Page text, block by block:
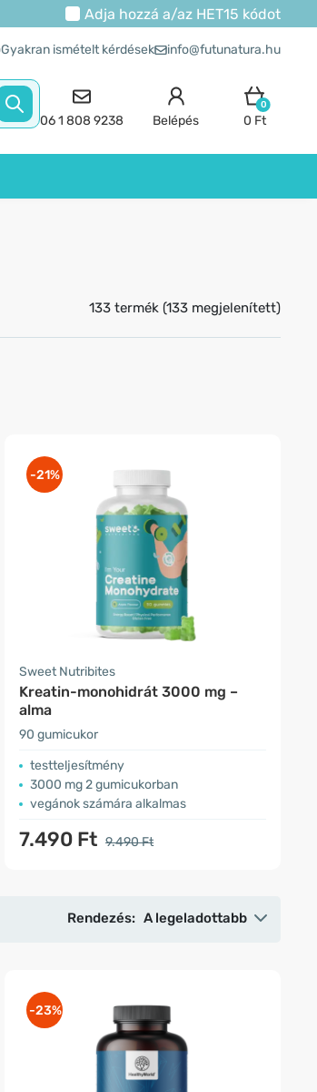
Adja hozzá a/az HET15 kódot
Gyakran ismételt kérdések info@futunatura.hu
06 1 808 9238 Belépés
0
0 Ft
133 termék (133 megjelenített)
-21%
Sweet Nutribites
Kreatin-monohidrát 3000 mg –
alma
90 gumicukor
testteljesítmény
3000 mg 2 gumicukorban
vegánok számára alkalmas
7.490 Ft 9.490 Ft
Rendezés: A legeladottabb
-23%